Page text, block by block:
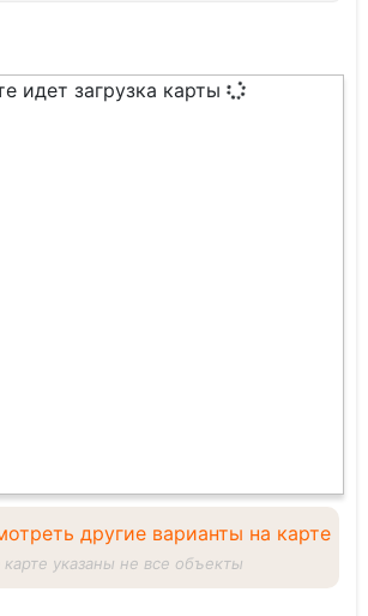
идет загрузка карты
другие варианты на карте
карте указаны не все объекты